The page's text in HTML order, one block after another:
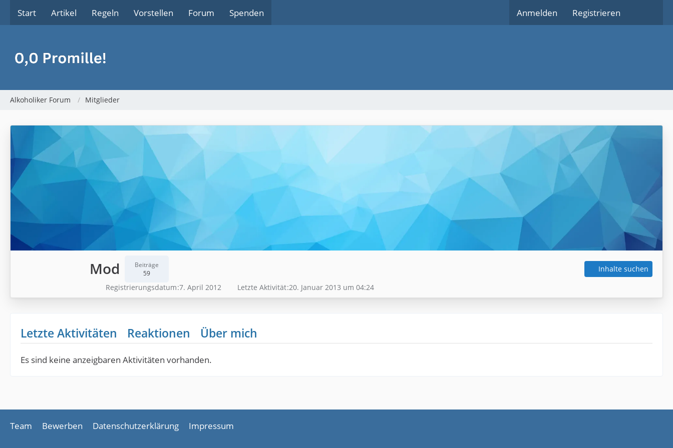
Start Artikel Regeln Vorstellen Forum Spenden Anmelden Registrieren
Alkoholiker Forum Mitglieder
Mod
Beiträge
59
Inhalte suchen
Registrierungsdatum 7. April 2012 Letzte Aktivität 20. Januar 2013 um 04:24
Letzte Aktivitäten Reaktionen Über mich
Es sind keine anzeigbaren Aktivitäten vorhanden.
Team Bewerben Datenschutzerklärung Impressum